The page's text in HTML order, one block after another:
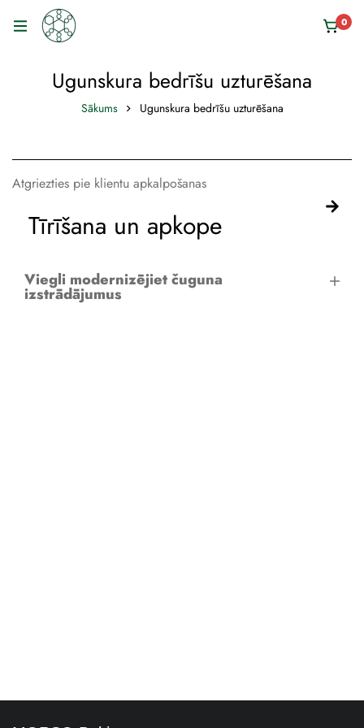
0
Ugunskura bedrīšu uzturēšana
Sākums Ugunskura bedrīšu uzturēšana
Atgriezties pie klientu apkalpošanas
Tīrīšana un apkope
Viegli modernizējiet čuguna
izstrādājumus